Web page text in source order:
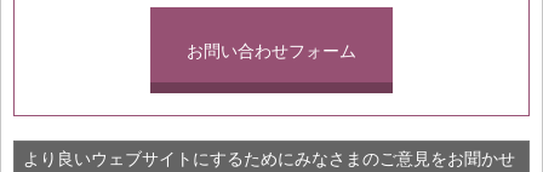
お問い合わせフォーム
より良いウェブサイトにするためにみなさまのご意見をお聞かせ